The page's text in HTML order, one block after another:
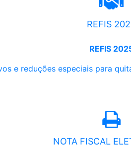
REFIS
REFIS
e reduções especiais para
NOTA FISCAL